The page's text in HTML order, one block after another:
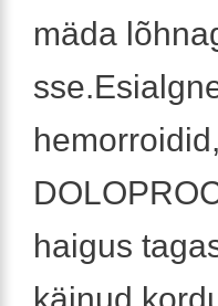
mäda
haigus
käinud